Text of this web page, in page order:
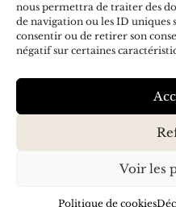
nous permettra de traiter des
de navigation ou les ID uniques
consentir ou de retirer son
négatif sur certaines
Voir les
Politique de cookies
J'accepte de recevoir vos e-